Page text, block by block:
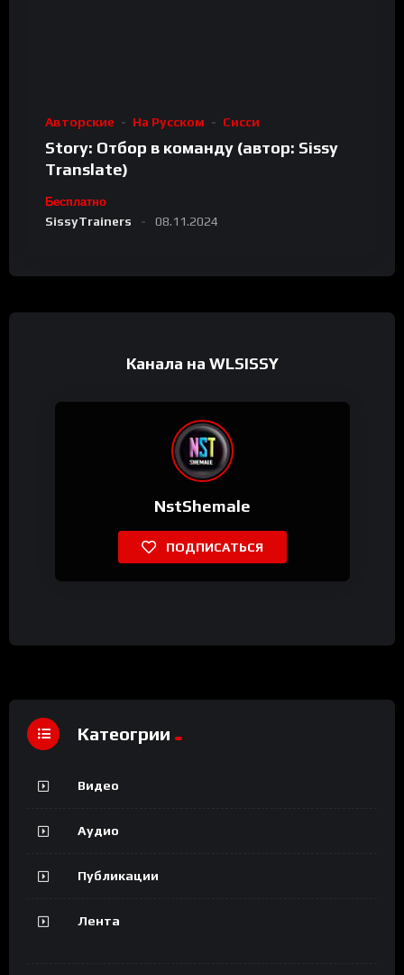
Авторские На Русском Сисси
Story: Отбор в команду (автор: Sissy
Translate)
Бесплатно
SissyTrainers 08.11.2024
Канала на WLSISSY
NstShemale
ПОДПИСАТЬСЯ
Катеогрии
Видео
Аудио
Публикации
Лента